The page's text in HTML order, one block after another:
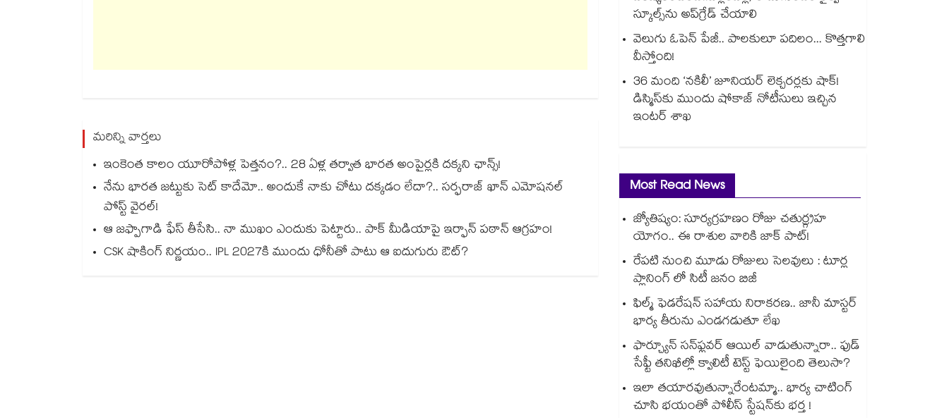
మరిన్ని వార్తలు
ఇంకెంత కాలం యూరోపోళ్ల పెత్తనం?.. 28 ఏళ్ల తర్వాత భారత అంపైర్లకి దక్కని ఛాన్స్!
నేను భారత జట్టుకు సెట్ కాదేమో.. అందుకే నాకు చోటు దక్కడం లేదా?.. సర్ఫరాజ్ ఖాన్ ఎమోషనల్
పోస్ట్ వైరల్!
ఆ జఫ్పాగాడి ఫేస్ తీసేసి.. నా ముఖం ఎందుకు పెట్టారు.. పాక్ మీడియాపై ఇర్ఫాన్ పఠాన్ ఆగ్రహం!
CSK షాకింగ్ నిర్ణయం.. IPL 2027కి ముందు ధోనీతో పాటు ఆ ఐదుగురు ఔట్?
స్కూల్స్‌‌ను అప్‌‌గ్రేడ్ చేయాలి
వెలుగు ఓపెన్ పేజీ.. పాలకులూ పదిలం... కొత్తగాలి
వీస్తోంది!
36 మంది ‘నకిలీ’ జూనియర్ లెక్చరర్లకు షాక్!
డిస్మిస్⁭కు ముందు షోకాజ్ నోటీసులు ఇచ్చిన
ఇంటర్ శాఖ
Most Read News
జ్యోతిష్యం: సూర్యగ్రహణం రోజు చతుర్గ్రహ
యోగం.. ఈ రాశుల వారికి జాక్ పాట్!
రేపటి నుంచి మూడు రోజులు సెలవులు : టూర్ల
ప్లానింగ్ లో సిటీ జనం బిజీ
ఫిల్మ్ ఫెడరేషన్ సహాయ నిరాకరణ.. జానీ మాస్టర్
భార్య తీరును ఎండగడుతూ లేఖ
ఫార్చ్యూన్ సన్‌ఫ్లవర్ ఆయిల్ వాడుతున్నారా.. ఫుడ్
సేఫ్టీ తనిఖీల్లో క్వాలిటీ టెస్ట్ ఫెయిలైంది తెలుసా?
ఇలా తయారవుతున్నారేంటమ్మా.. భార్య చాటింగ్
చూసి భయంతో పోలీస్ స్టేషన్⁫కు భర్త !